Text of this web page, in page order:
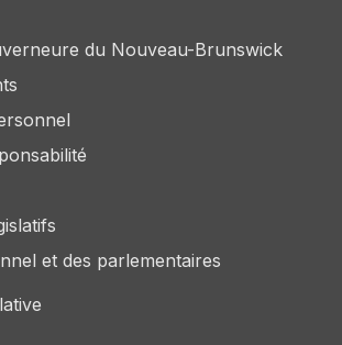
du Nouveau-Brunswick
et des parlementaires